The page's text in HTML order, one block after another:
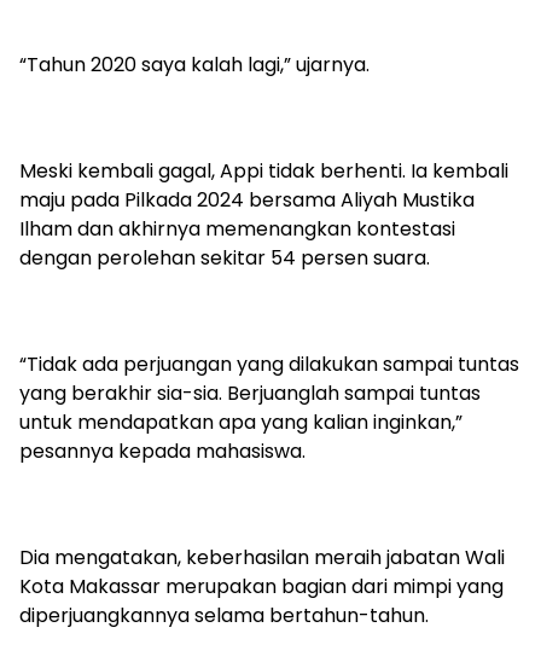
“Tahun 2020 saya kalah lagi,” ujarnya.
Meski kembali gagal, Appi tidak berhenti. Ia kembali
maju pada Pilkada 2024 bersama Aliyah Mustika
Ilham dan akhirnya memenangkan kontestasi
dengan perolehan sekitar 54 persen suara.
“Tidak ada perjuangan yang dilakukan sampai tuntas
yang berakhir sia-sia. Berjuanglah sampai tuntas
untuk mendapatkan apa yang kalian inginkan,”
pesannya kepada mahasiswa.
Dia mengatakan, keberhasilan meraih jabatan Wali
Kota Makassar merupakan bagian dari mimpi yang
diperjuangkannya selama bertahun-tahun.